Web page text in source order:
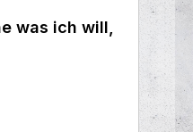
was ich will,